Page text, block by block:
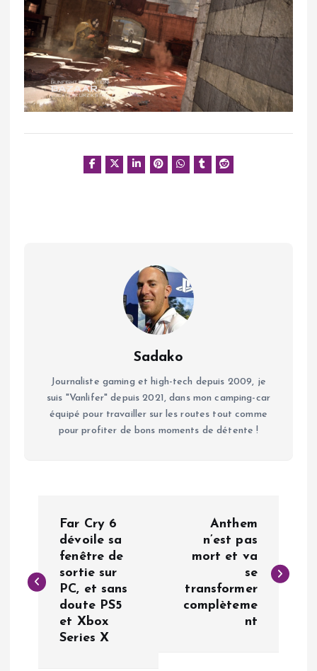
Sadako
Journaliste gaming et high-tech depuis 2009, je
suis "Vanlifer" depuis 2021, dans mon camping-car
équipé pour travailler sur les routes tout comme
pour profiter de bons moments de détente !
v
Far Cry 6
dévoile sa
fenêtre de
sortie sur
PC, et sans
doute PS5
et Xbox
Series X
Anthem
n’est pas
mort et va
se
transformer
complèteme
nt